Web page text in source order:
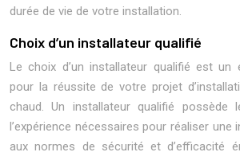
durée de vie de votre installation.
Choix d’un installateur qualifié
Le choix d’un installateur qualifié est un
pour la réussite de votre projet
chaud. Un installateur qualifié possède
l’expérience nécessaires pour réaliser
aux normes de sécurité et d’efficacité